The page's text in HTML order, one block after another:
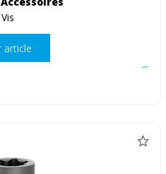
Vis
article